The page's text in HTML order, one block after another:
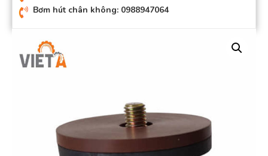
Bơm hút chân không: 0988947064